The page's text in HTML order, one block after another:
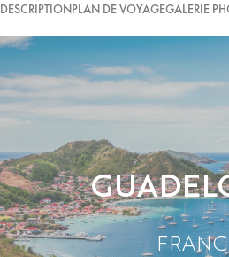
DESCRIPTIONPLAN DE VOYAGEGALERIE